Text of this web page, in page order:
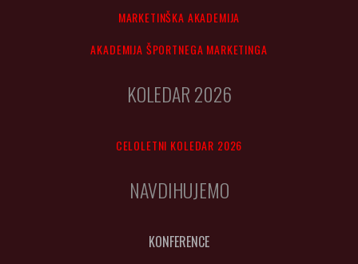
MARKETINŠKA AKADEMIJA
AKADEMIJA ŠPORTNEGA MARKETINGA
KOLEDAR 2026
CELOLETNI KOLEDAR 2026
NAVDIHUJEMO
KONFERENCE